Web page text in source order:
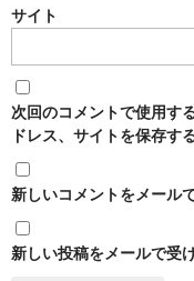
サイト
次回のコメントで使用す
ドレス、サイトを保存する
新しいコメントをメール
新しい投稿をメールで受